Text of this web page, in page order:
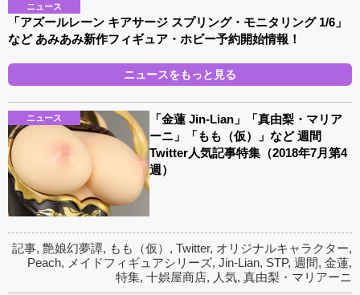
ニュース
「アズールレーン キアサージ スプリング・モニタリング 1/6」
など あみあみ新作フィギュア・ホビー予約開始情報！
ニュースをもっと見る
ニュース
「金蓮 Jin-Lian」「真由梨・マリア
ーニ」「もも（仮）」など 週間
Twitter人気記事特集（2018年7月第4
週）
記事, 艶娘幻夢譚, もも（仮） , Twitter, オリジナルキャラクター,
Peach, メイドフィギュアシリーズ, Jin-Lian, STP, 週間, 金蓮,
特集, 十娯屋商店, 人気, 真由梨・マリアーニ